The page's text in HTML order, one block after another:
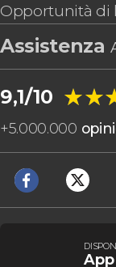
Opportunità di
Assistenza
9,1/10
+5.000.000